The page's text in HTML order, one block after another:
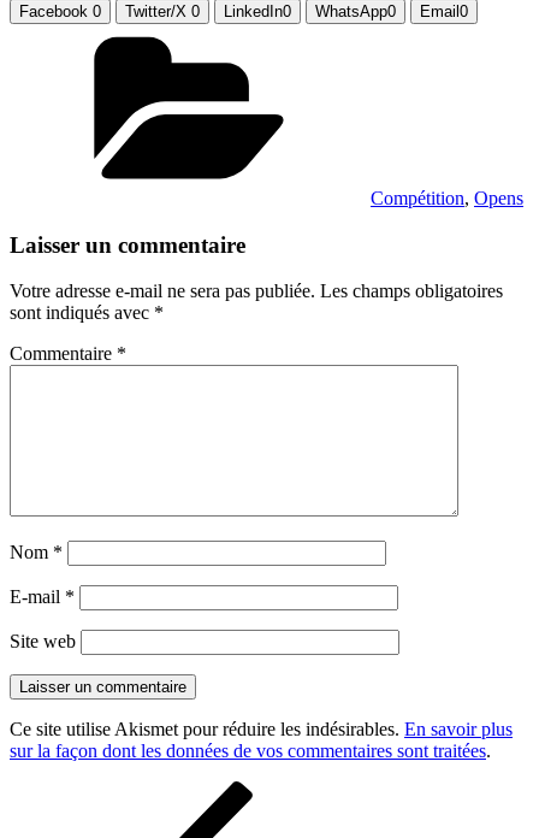
Facebook 0 Twitter/X 0 LinkedIn0 WhatsApp0 Email 0
Compétition, Opens
Laisser un commentaire
Votre adresse e-mail ne sera pas publiée. Les champs obligatoires
sont indiqués avec *
Commentaire *
Nom *
E-mail *
Site web
Ce site utilise Akismet pour réduire les indésirables. En savoir plus
sur la façon dont les données de vos commentaires sont traitées.